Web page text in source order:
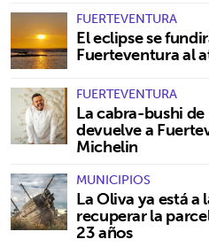
FUERTEVENTURA
El eclipse se
Fuerteventura al
FUERTEVENTURA
La cabra-bushi
devuelve a
Michelin
MUNICIPIOS
La Oliva ya está a
recuperar la
23 años